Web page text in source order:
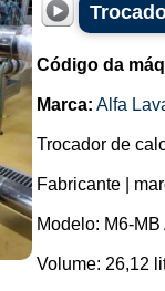
Código da
Marca: Alfa
Trocador de
Fabricante |
Modelo: M6-MB
Volume: 26,12